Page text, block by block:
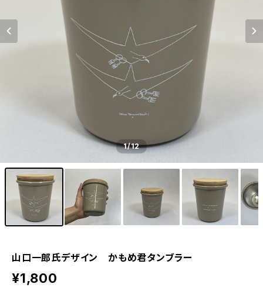
1/12
山口一郎氏デザイン かもめ君タンブラー
¥1,800